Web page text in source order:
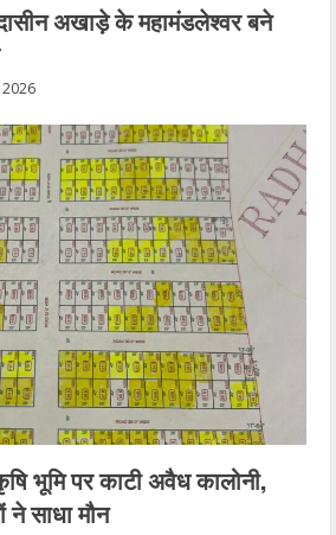
अखाड़े के महामंडलेश्वर बने
भूमि पर काटी अवैध कालोनी,
ने साधा मौन